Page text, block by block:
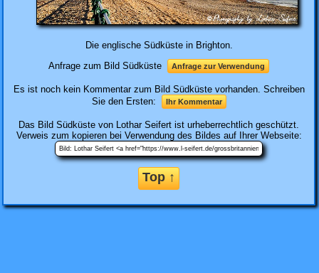
Die englische Südküste in Brighton.
Anfrage zum Bild Südküste
Anfrage zur Verwendung
Es ist noch kein Kommentar zum Bild Südküste vorhanden. Schreiben
Sie den Ersten:
Ihr Kommentar
Das BildSüdküste von Lothar Seifert ist urheberrechtlich geschützt.
Verweis zum kopieren bei Verwendung des Bildes auf Ihrer Webseite:
Top ↑